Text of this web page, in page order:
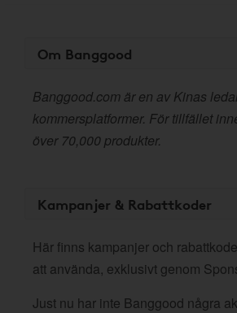
Om Banggood
Banggood.com är en av Kinas
kommersplatformer. För tillfället
över 70,000 produkter.
Kampanjer & Rabattkoder
Här finns kampanjer och
att använda, exklusivt genom
Just nu har inte Banggood några